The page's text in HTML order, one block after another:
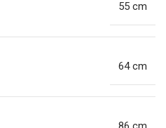
55 cm
64 cm